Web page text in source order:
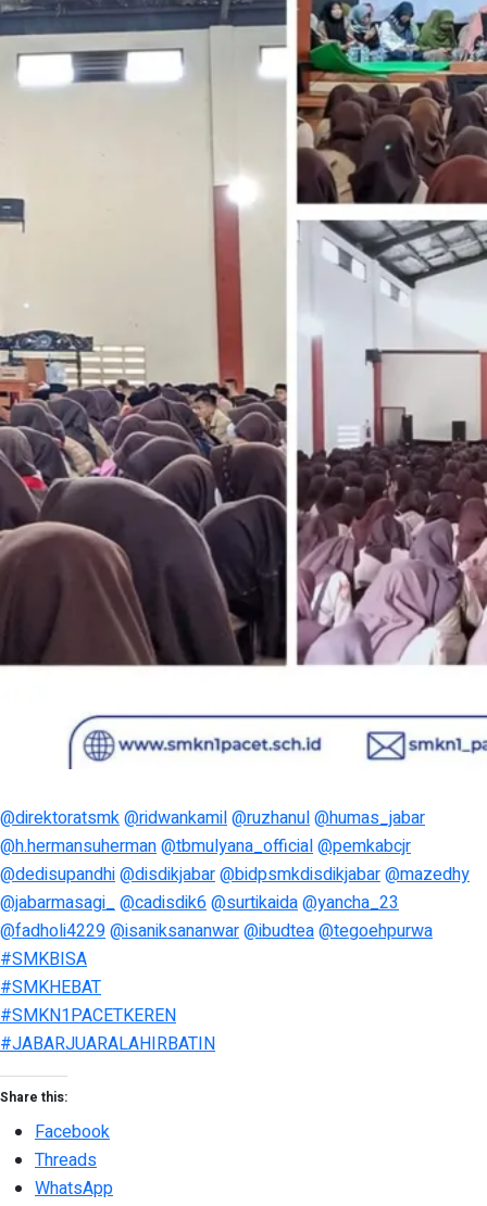
@direktoratsmk@ridwankamil@ruzhanul@humas_jabar
@h.hermansuherman@tbmulyana_official@pemkabcjr
@dedisupandhi@disdikjabar@bidpsmkdisdikjabar@mazedhy
@jabarmasagi_ @cadisdik6@surtikaida@yancha_23
@fadholi4229@isaniksananwar@ibudtea@tegoehpurwa
#SMKBISA
#SMKHEBAT
#SMKN1PACETKEREN
#JABARJUARALAHIRBATIN
Share this:
Facebook
Threads
WhatsApp